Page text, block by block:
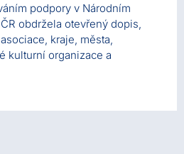
podpory v Národním
obdržela otevřený dopis,
kraje, města,
kulturní organizace a